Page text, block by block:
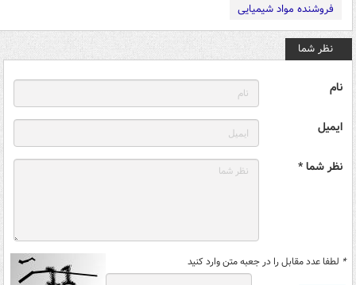
فروشنده مواد شیمیایی
نظر شما
نام
ایمیل
نظر شما *
* لطفا عدد مقابل را در جعبه متن وارد کنید